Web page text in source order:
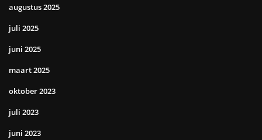
augustus 2025
juli 2025
juni 2025
maart 2025
oktober 2023
juli 2023
juni 2023